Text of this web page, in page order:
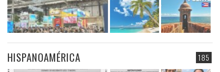
185
HISPANOAMÉRICA